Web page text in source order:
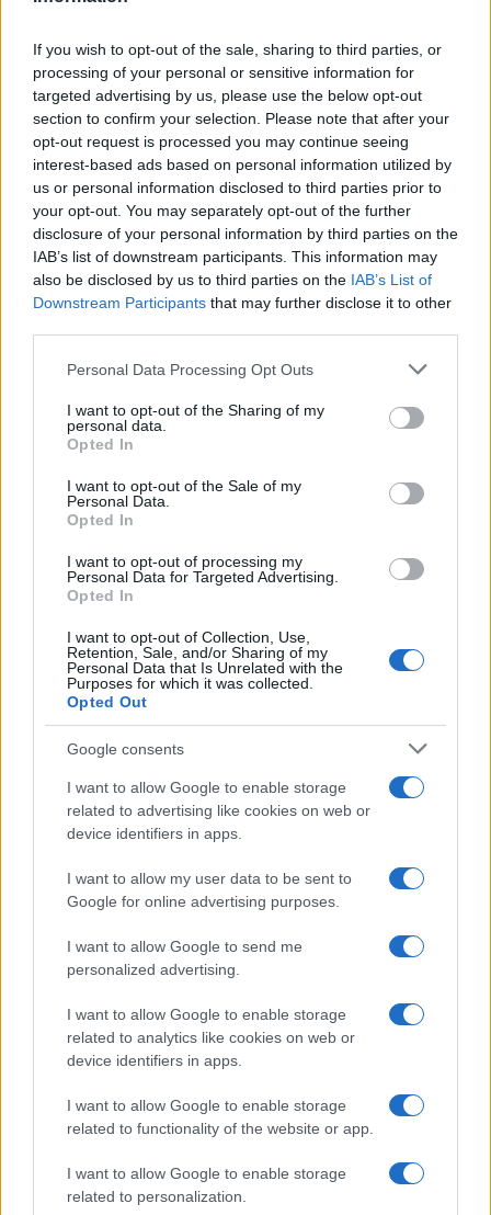
If you wish to opt-out of the sale, sharing to third parties, or
processing of your personal or sensitive information for
targeted advertising by us, please use the below opt-out
section to confirm your selection. Please note that after your
opt-out request is processed you may continue seeing
interest-based ads based on personal information utilized by
us or personal information disclosed to third parties prior to
your opt-out. You may separately opt-out of the further
disclosure of your personal information by third parties on the
IAB’s list of downstream participants. This information may
also be disclosed by us to third parties on the IAB’s List of
Downstream Participants that may further disclose it to other
Please note that this website/app uses one or more Google
not limited to your visit or usage behaviour. You may click to
grant or deny consent to Google and its third-party tags to
use your data for below specified purposes in below Google
consent section.
Personal Data Processing Opt Outs
I want to opt-out of the Sharing of my
personal data.
Opted In
I want to opt-out of the Sale of my
Personal Data.
Opted In
I want to opt-out of processing my
Personal Data for Targeted Advertising.
Opted In
I want to opt-out of Collection, Use,
Retention, Sale, and/or Sharing of my
Personal Data that Is Unrelated with the
Purposes for which it was collected.
Opted Out
Google consents
I want to allow Google to enable storage
related to advertising like cookies on web or
device identifiers in apps.
I want to allow my user data to be sent to
Google for online advertising purposes.
I want to allow Google to send me
personalized advertising.
I want to allow Google to enable storage
related to analytics like cookies on web or
device identifiers in apps.
I want to allow Google to enable storage
related to functionality of the website or app.
I want to allow Google to enable storage
related to personalization.
intrattenimento.
Infine, il Torino Pridecelebra il ventennale della
prima parata del 2006 con lo slogan “Venti di lotte”:
il corteo attraverserà le strade cittadine e si
concluderà in Piazza Vittorio Veneto con interventi
e spettacoli, seguito dalla festa serale al Centralino
Club. Il weekend propone quindi un mix di
appuntamenti pubblici, culturali e naturalistici
capaci di soddisfare diverse preferenze e occasioni
AUTORE
Edoardo Marchesi, voce delle notizie di
Palermo, ricorda la notte in cui seguì il corteo
nomi: da allora predilige verifiche sul campo.
In redazione guida l’agenda delle emergenze
mappe della città.
Continua a leggere